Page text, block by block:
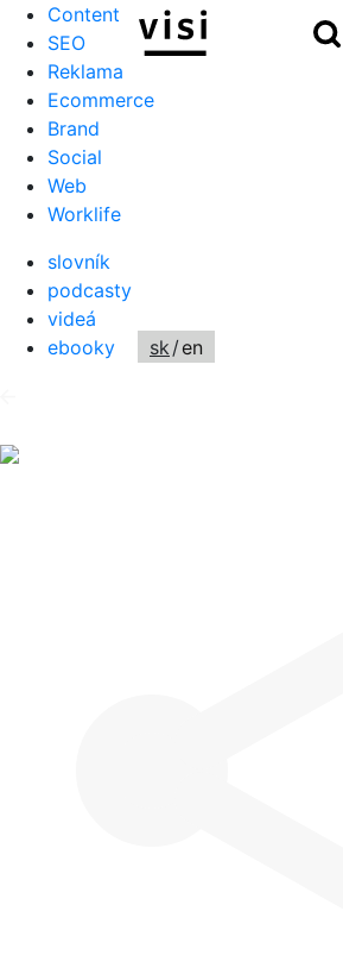
Content
SEO
Reklama
Ecommerce
Brand
Social
Web
Worklife
slovník
podcasty
videá
ebooky
sk/en